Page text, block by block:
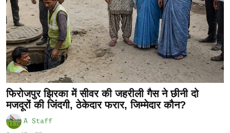
फिरोजपुर झिरका में सीवर की जहरीली गैस ने छीनी दो
मजदूरों की जिंदगी, ठेकेदार फरार, जिम्मेदार कौन?
A Staff